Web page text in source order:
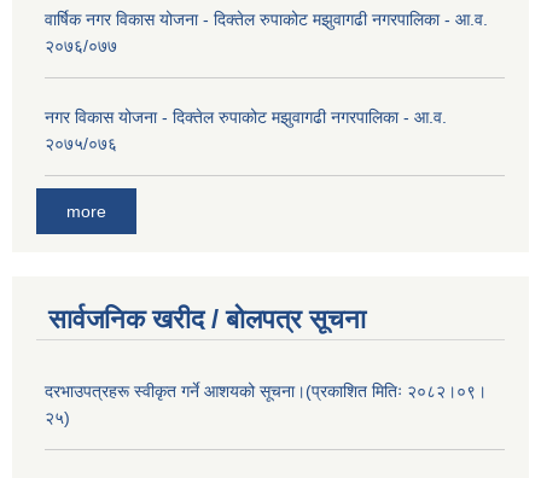
वार्षिक नगर विकास योजना - दिक्तेल रुपाकोट मझुवागढी नगरपालिका - आ.व.
२०७६/०७७
नगर विकास योजना - दिक्तेल रुपाकोट मझुवागढी नगरपालिका - आ.व.
२०७५/०७६
more
सार्वजनिक खरीद / बोलपत्र सूचना
दरभाउपत्रहरू स्वीकृत गर्ने आशयको सूचना।(प्रकाशित मितिः २०८२।०९।
२५)